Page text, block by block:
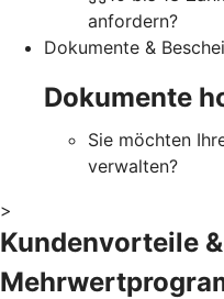
anfordern?
Dokumente &
Dokumente
Sie möchten
verwalten?
>
Kundenvorteile &